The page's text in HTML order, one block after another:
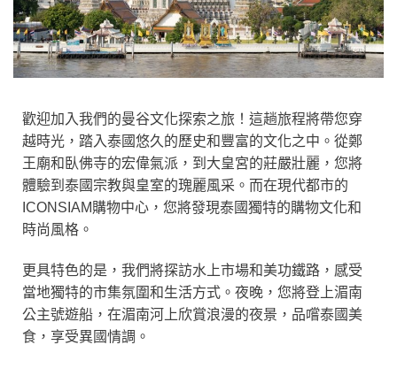
歡迎加入我們的曼谷文化探索之旅！這趟旅程將帶您穿
越時光，踏入泰國悠久的歷史和豐富的文化之中。從鄭
王廟和臥佛寺的宏偉氣派，到大皇宮的莊嚴壯麗，您將
體驗到泰國宗教與皇室的瑰麗風采。而在現代都市的
ICONSIAM購物中心，您將發現泰國獨特的購物文化和
時尚風格。
更具特色的是，我們將探訪水上市場和美功鐵路，感受
當地獨特的市集氛圍和生活方式。夜晚，您將登上湄南
公主號遊船，在湄南河上欣賞浪漫的夜景，品嚐泰國美
食，享受異國情調。